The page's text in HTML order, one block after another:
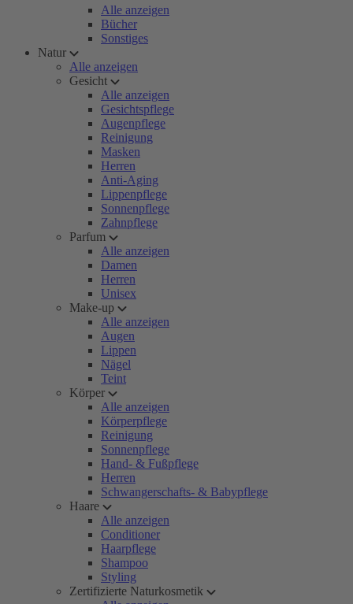
Alle anzeigen
Bücher
Sonstiges
Natur
Alle anzeigen
Gesicht
Alle anzeigen
Gesichtspflege
Augenpflege
Reinigung
Masken
Herren
Anti-Aging
Lippenpflege
Sonnenpflege
Zahnpflege
Parfum
Alle anzeigen
Damen
Herren
Unisex
Make-up
Alle anzeigen
Augen
Lippen
Nägel
Teint
Körper
Alle anzeigen
Körperpflege
Reinigung
Sonnenpflege
Hand- & Fußpflege
Herren
Schwangerschafts- & Babypflege
Haare
Alle anzeigen
Conditioner
Haarpflege
Shampoo
Styling
Zertifizierte Naturkosmetik